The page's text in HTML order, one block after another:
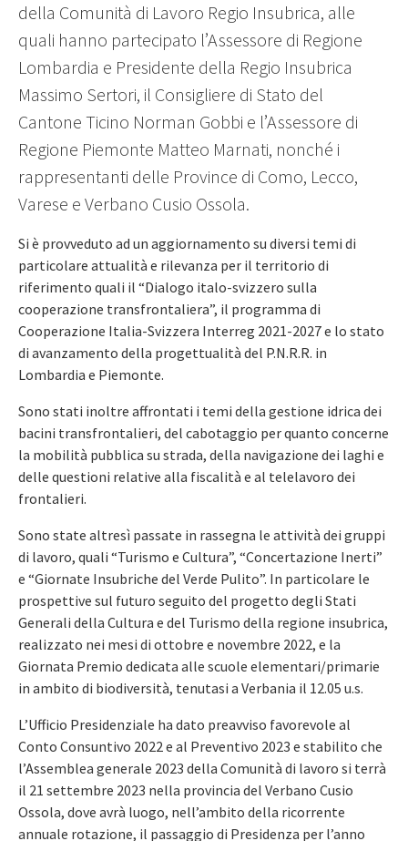
della Comunità di Lavoro Regio Insubrica, alle
quali hanno partecipato l’Assessore di Regione
Lombardia e Presidente della Regio Insubrica
Massimo Sertori, il Consigliere di Stato del
Cantone Ticino Norman Gobbi e l’Assessore di
Regione Piemonte Matteo Marnati, nonché i
rappresentanti delle Province di Como, Lecco,
Varese e Verbano Cusio Ossola.
Si è provveduto ad un aggiornamento su diversi temi di
particolare attualità e rilevanza per il territorio di
riferimento quali il “Dialogo italo-svizzero sulla
cooperazione transfrontaliera”, il programma di
Cooperazione Italia-Svizzera Interreg 2021-2027 e lo stato
di avanzamento della progettualità del P.N.R.R. in
Lombardia e Piemonte.
Sono stati inoltre affrontati i temi della gestione idrica dei
bacini transfrontalieri, del cabotaggio per quanto concerne
la mobilità pubblica su strada, della navigazione dei laghi e
delle questioni relative alla fiscalità e al telelavoro dei
frontalieri.
Sono state altresì passate in rassegna le attività dei gruppi
di lavoro, quali “Turismo e Cultura”, “Concertazione Inerti”
e “Giornate Insubriche del Verde Pulito”. In particolare le
prospettive sul futuro seguito del progetto degli Stati
Generali della Cultura e del Turismo della regione insubrica,
realizzato nei mesi di ottobre e novembre 2022, e la
Giornata Premio dedicata alle scuole elementari/primarie
in ambito di biodiversità, tenutasi a Verbania il 12.05 u.s.
L’Ufficio Presidenziale ha dato preavviso favorevole al
Conto Consuntivo 2022 e al Preventivo 2023 e stabilito che
l’Assemblea generale 2023 della Comunità di lavoro si terrà
il 21 settembre 2023 nella provincia del Verbano Cusio
Ossola, dove avrà luogo, nell’ambito della ricorrente
annuale rotazione, il passaggio di Presidenza per l’anno